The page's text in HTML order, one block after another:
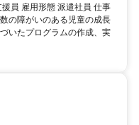
員 雇用形態 派遣社員 仕事
の障がいのある児童の成長
いたプログラムの作成、実